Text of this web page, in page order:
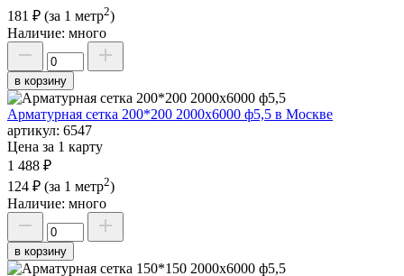
181 ₽ (за 1 метр2)
Наличие: много
в корзину
Арматурная сетка 200*200 2000х6000 ф5,5 в Москве
артикул: 6547
Цена за 1 карту
1 488 ₽
124 ₽ (за 1 метр2)
Наличие: много
в корзину